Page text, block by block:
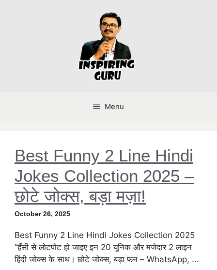
Menu
Best Funny 2 Line Hindi
Jokes Collection 2025 –
छोटे जोक्स, बड़ा मज़ा!
October 26, 2025
Best Funny 2 Line Hindi Jokes Collection 2025
“हँसी से लोटपोट हो जाइए इन 20 यूनिक और मजेदार 2 लाइन
हिंदी जोक्स के साथ। छोटे जोक्स, बड़ा फन – WhatsApp, ...